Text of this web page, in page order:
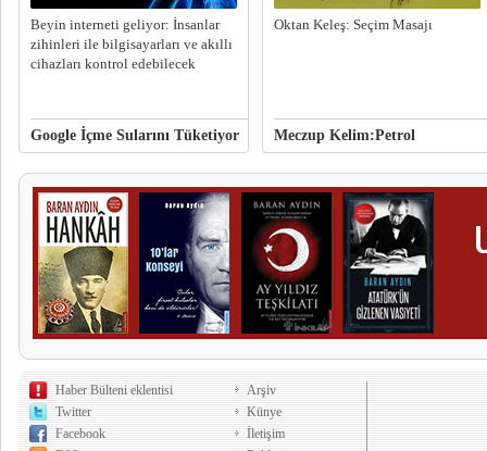
Beyin interneti geliyor: İnsanlar
zihinleri ile bilgisayarları ve akıllı
cihazları kontrol edebilecek
Google İçme Sularını Tüketiyor
Oktan Keleş: Seçim Masajı
Meczup Kelim:Petrol
Haber Bülteni eklentisi
Twitter
Facebook
Arşiv
Künye
İletişim